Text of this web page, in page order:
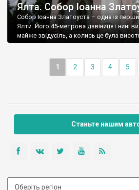
Ялта. Собор Іоанна
Собор Іоанна Златоуста – одна із
Ялти. Його 45-метрова дзвіниця і нині
майже звідусіль, а колись це була
1 2 3 4 5
Станьте нашим